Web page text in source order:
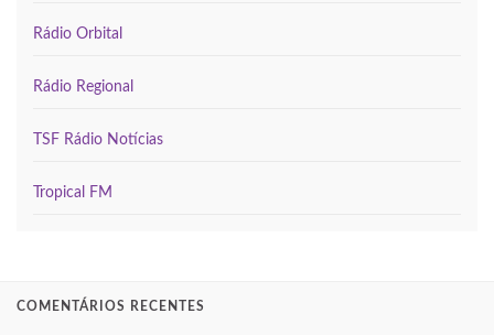
Rádio Orbital
Rádio Regional
TSF Rádio Notícias
Tropical FM
COMENTÁRIOS RECENTES